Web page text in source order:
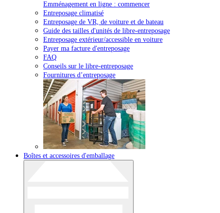
Emménagement en ligne : commencer
Entreposage climatisé
Entreposage de VR, de voiture et de bateau
Guide des tailles d'unités de libre-entreposage
Entreposage extérieur/accessible en voiture
Payer ma facture d'entreposage
FAQ
Conseils sur le libre-entreposage
Fournitures d’entreposage
Boîtes et accessoires d'emballage